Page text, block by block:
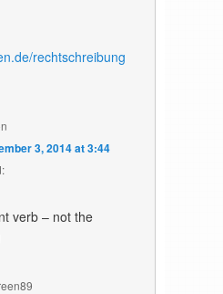
rechtschreibung
3, 2014 at 3:44
verb – not the